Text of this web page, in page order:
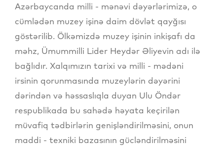
Azərbaycanda milli - mənəvi dəyərlərimizə, o
cümlədən muzey işinə daim dövlət qayğısı
göstərilib. Ölkəmizdə muzey işinin inkişafı da
məhz, Ümummilli Lider Heydər Əliyevin adı ilə
bağlıdır. Xalqımızın tarixi və milli - mədəni
irsinin qorunmasında muzeylərin dəyərini
dərindən və həssaslıqla duyan Ulu Öndər
respublikada bu sahədə həyata keçirilən
müvafiq tədbirlərin genişləndirilməsini, onun
maddi - texniki bazasının gücləndirilməsini